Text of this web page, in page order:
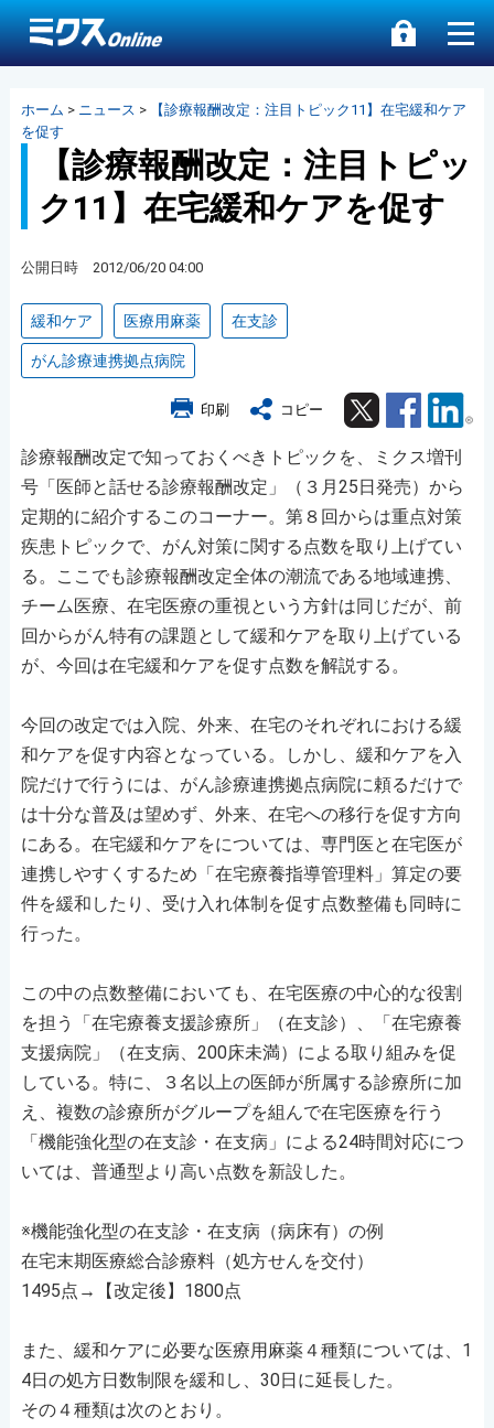
ホーム > ニュース >
【診療報酬改定：注目トピック11】在宅緩和ケア
を促す
【診療報酬改定：注目トピッ
ク11】在宅緩和ケアを促す
公開日時 2012/06/20 04:00
緩和ケア 医療用麻薬 在支診
がん診療連携拠点病院
印刷 コピー Twitter Facebook
診療報酬改定で知っておくべきトピックを、ミクス増刊
号「医師と話せる診療報酬改定」（３月25日発売）から
定期的に紹介するこのコーナー。第８回からは重点対策
疾患トピックで、がん対策に関する点数を取り上げてい
る。ここでも診療報酬改定全体の潮流である地域連携、
チーム医療、在宅医療の重視という方針は同じだが、前
回からがん特有の課題として緩和ケアを取り上げている
が、今回は在宅緩和ケアを促す点数を解説する。
今回の改定では入院、外来、在宅のそれぞれにおける緩
和ケアを促す内容となっている。しかし、緩和ケアを入
院だけで行うには、がん診療連携拠点病院に頼るだけで
は十分な普及は望めず、外来、在宅への移行を促す方向
にある。在宅緩和ケアをについては、専門医と在宅医が
連携しやすくするため「在宅療養指導管理料」算定の要
件を緩和したり、受け入れ体制を促す点数整備も同時に
行った。
この中の点数整備においても、在宅医療の中心的な役割
を担う「在宅療養支援診療所」（在支診）、「在宅療養
支援病院」（在支病、200床未満）による取り組みを促
している。特に、３名以上の医師が所属する診療所に加
え、複数の診療所がグループを組んで在宅医療を行う
「機能強化型の在支診・在支病」による24時間対応につ
いては、普通型より高い点数を新設した。
※機能強化型の在支診・在支病（病床有）の例
在宅末期医療総合診療料（処方せんを交付）
1495点→【改定後】1800点
また、緩和ケアに必要な医療用麻薬４種類については、1
4日の処方日数制限を緩和し、30日に延長した。
その４種類は次のとおり。